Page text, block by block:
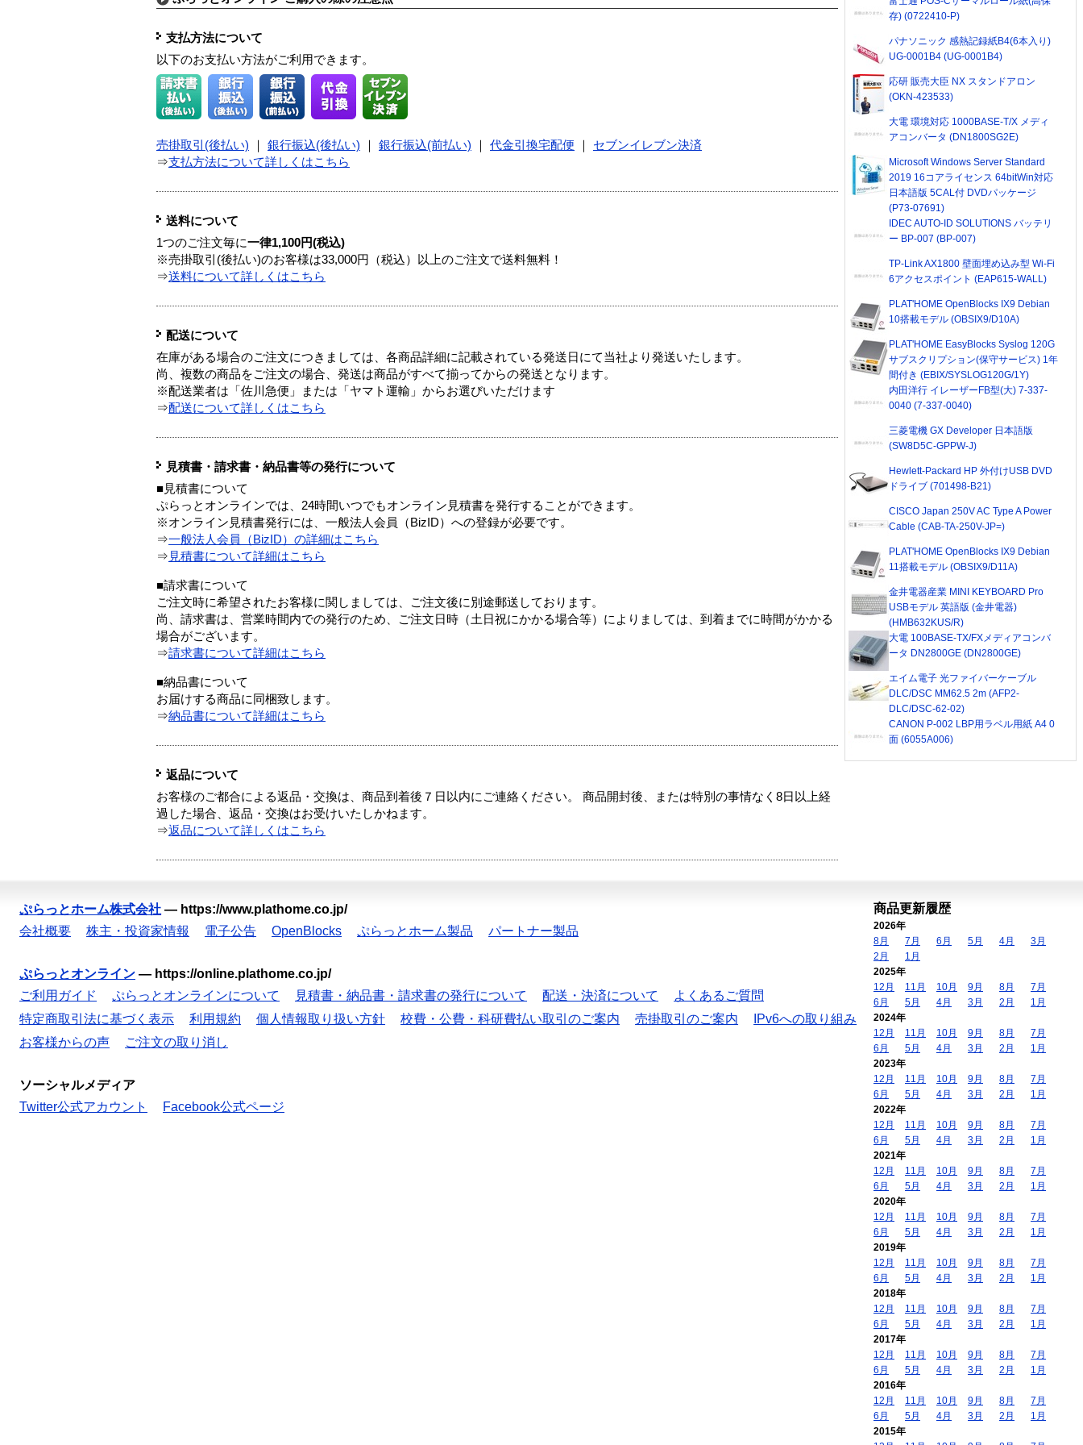
支払方法について
以下のお支払い方法がご利用できます。
売掛取引(後払い) 銀行振込(後払い) 銀行振込(前払い) 代金引換宅配便
セブンイレブン決済
⇒支払方法について詳しくはこちら
送料について
1つのご注文毎に一律1,100円(税込)
※売掛取引(後払い)のお客様は33,000円（税込）以上のご注文で送料無料！
⇒送料について詳しくはこちら
配送について
在庫がある場合のご注文につきましては、各商品詳細に記載されている発送日にて当社より発送いたします。
尚、複数の商品をご注文の場合、発送は商品がすべて揃ってからの発送となります。
※配送業者は「佐川急便」または「ヤマト運輸」からお選びいただけます
⇒配送について詳しくはこちら
見積書・請求書・納品書等の発行について
■見積書について
ぷらっとオンラインでは、24時間いつでもオンライン見積書を発行することができます。
※オンライン見積書発行には、一般法人会員（BizID）への登録が必要です。
⇒一般法人会員（BizID）の詳細はこちら
⇒ 見積書について詳細はこちら
■請求書について
ご注文時に希望されたお客様に関しましては、ご注文後に別途郵送しております。
尚、請求書は、営業時間内での発行のため、ご注文日時（土日祝にかかる場合等）によりましては、到着までに時間がかかる
場合がございます。
⇒請求書について詳細はこちら
■納品書について
お届けする商品に同梱致します。
⇒納品書について詳細はこちら
返品について
お客様のご都合による返品・交換は、商品到着後７日以内にご連絡ください。 商品開封後、または特別の事情なく8日以上経
過した場合、返品・交換はお受けいたしかねます。
⇒返品について詳しくはこちら
存) (0722410-P)
パナソニック 感熱記録紙B4(6本入り)
UG-0001B4 (UG-0001B4)
応研 販売大臣 NX スタンドアロン
(OKN-423533)
大電 環境対応 1000BASE-T/X メディ
アコンバータ (DN1800SG2E)
Microsoft Windows Server Standard
2019 16コアライセンス 64bitWin対応
日本語版 5CAL付 DVDパッケージ
(P73-07691)
IDEC AUTO-ID SOLUTIONS バッテリ
ー BP-007 (BP-007)
TP-Link AX1800 壁面埋め込み型 Wi-Fi
6アクセスポイント (EAP615-WALL)
PLAT'HOME OpenBlocks IX9 Debian
10搭載モデル (OBSIX9/D10A)
PLAT'HOME EasyBlocks Syslog 120G
サブスクリプション(保守サービス) 1年
間付き (EBIX/SYSLOG120G/1Y)
内田洋行 イレーザーFB型(大) 7-337-
0040 (7-337-0040)
三菱電機 GX Developer 日本語版
(SW8D5C-GPPW-J)
Hewlett-Packard HP 外付けUSB DVD
ドライブ (701498-B21)
CISCO Japan 250V AC Type A Power
Cable (CAB-TA-250V-JP=)
PLAT'HOME OpenBlocks IX9 Debian
11搭載モデル (OBSIX9/D11A)
金井電器産業 MINI KEYBOARD Pro
USBモデル 英語版 (金井電器)
(HMB632KUS/R)
大電 100BASE-TX/FXメディアコンバ
ータ DN2800GE (DN2800GE)
エイム電子 光ファイバーケーブル
DLC/DSC MM62.5 2m (AFP2-
DLC/DSC-62-02)
CANON P-002 LBP用ラベル用紙 A4 0
面 (6055A006)
ぷらっとホーム株式会社 — https://www.plathome.co.jp/
会社概要
株主・投資家情報 電子公告 OpenBlocks ぷらっとホーム製品 パートナー製品
ぷらっとオンライン — https://online.plathome.co.jp/
ご利用ガイド
ぷらっとオンラインについて 見積書・納品書・請求書の発行について 配送・決済について
よくあるご質問
特定商取引法に基づく表示
利用規約 個人情報取り扱い方針 校費・公費・科研費払い取引のご案内 売掛取引のご案内
IPv6への取り組み
お客様からの声
ご注文の取り消し
ソーシャルメディア
Twitter公式アカウント
Facebook公式ページ
商品更新履歴
2026年
8月
7月 6月 5月 4月
3月
2月
1月
2025年
12月
11月 10月 9月 8月
7月
6月
5月 4月 3月 2月
1月
2024年
12月
11月 10月 9月 8月
7月
6月
5月 4月 3月 2月
1月
2023年
12月
11月 10月 9月 8月
7月
6月
5月 4月 3月 2月
1月
2022年
12月
11月 10月 9月 8月
7月
6月
5月 4月 3月 2月
1月
2021年
12月
11月 10月 9月 8月
7月
6月
5月 4月 3月 2月
1月
2020年
12月
11月 10月 9月 8月
7月
6月
5月 4月 3月 2月
1月
2019年
12月
11月 10月 9月 8月
7月
6月
5月 4月 3月 2月
1月
2018年
12月
11月 10月 9月 8月
7月
6月
5月 4月 3月 2月
1月
2017年
12月
11月 10月 9月 8月
7月
6月
5月 4月 3月 2月
1月
2016年
12月
11月 10月 9月 8月
7月
6月
5月 4月 3月 2月
1月
2015年